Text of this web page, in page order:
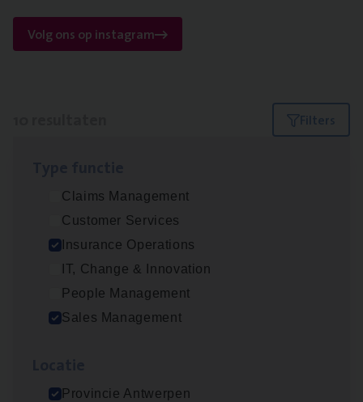
Volg ons op instagram
Filters
Claims Management
Customer Services
Insurance Operations
IT, Change & Innovation
People Management
Sales Management
Provincie Antwerpen
Insu­ran­ce Bro­ker Trans­port
Antwerpen
Dos­sier­be­heer­der Gewaar­borgd Inkomen